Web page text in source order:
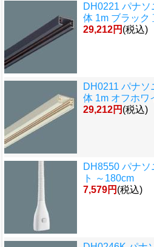
DH0221 パナ
体 1m ブラック
29,212円 (税込)
DH0211 パナ
体 1m オフホワ
29,212円 (税込)
DH8550 パナ
ト ～180cm
7,579円 (税込)